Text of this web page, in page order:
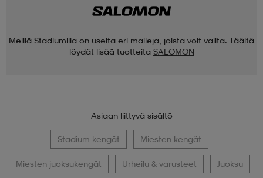
Meillä Stadiumilla on useita eri malleja, joista voit valita. Täältä
löydät lisää tuotteita SALOMON
Asiaan liittyvä sisältö
Stadium kengät Miesten kengät
Miesten juoksukengät Urheilu & varusteet Juoksu